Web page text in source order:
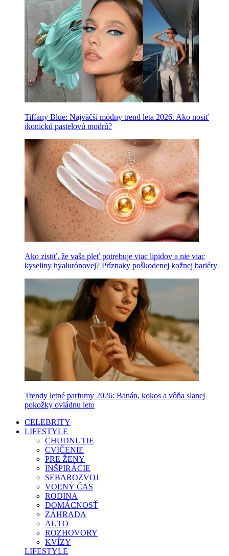
Tiffany Blue: Najväčší módny trend leta 2026. Ako nosiť
ikonickú pastelovú modrú?
Ako zistiť, že vaša pleť potrebuje viac lipidov a nie viac
kyseliny hyalurónovej? Príznaky poškodenej kožnej bariéry
Trendy letné parfumy 2026: Banán, kokos a vôňa slanej
pokožky ovládnu leto
CELEBRITY
LIFESTYLE
CHUDNUTIE
CVIČENIE
PRE ŽENY
INŠPIRÁCIE
SEBAROZVOJ
VOĽNÝ ČAS
RODINA
DOMÁCNOSŤ
ZÁHRADA
AUTO
ROZHOVORY
KVÍZY
LIFESTYLE